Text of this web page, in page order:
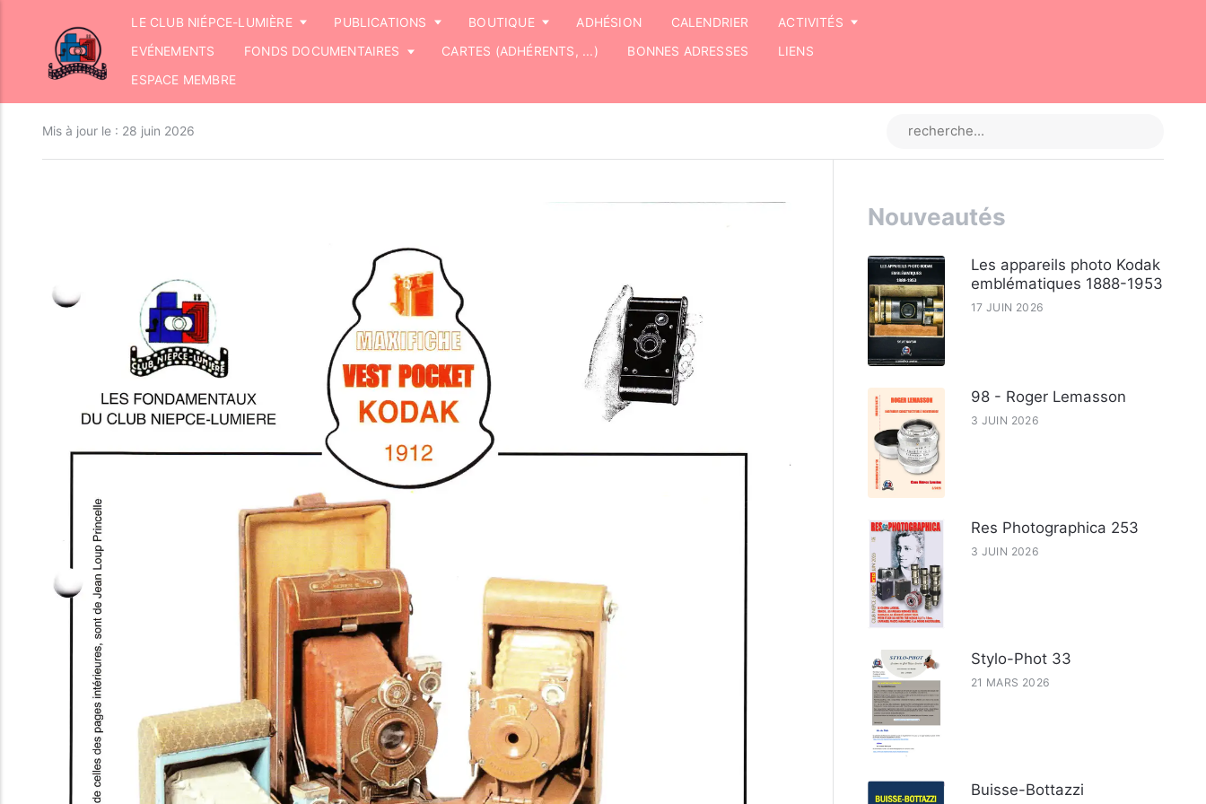
LE CLUB NIÉPCE-LUMIÈRE PUBLICATIONS BOUTIQUE ADHÉSION CALENDRIER ACTIVITÉS
EVÉNEMENTS FONDS DOCUMENTAIRES CARTES (ADHÉRENTS, ...) BONNES ADRESSES LIENS
ESPACE MEMBRE
Mis à jour le : 28 juin 2026
Nouveautés
Les appareils photo Kodak
emblématiques 1888-1953
17 JUIN 2026
98 - Roger Lemasson
3 JUIN 2026
Res Photographica 253
3 JUIN 2026
Stylo-Phot 33
21 MARS 2026
Buisse-Bottazzi